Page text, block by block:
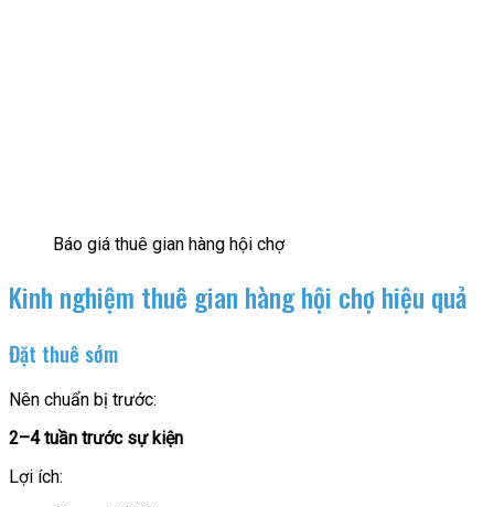
Báo giá thuê gian hàng hội chợ
Kinh nghiệm thuê gian hàng hội chợ hiệu quả
Đặt thuê sớm
Nên chuẩn bị trước:
2–4 tuần trước sự kiện
Lợi ích: